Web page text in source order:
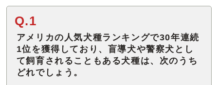
Q.1
アメリカの人気犬種ランキングで30年連続
1位を獲得しており、盲導犬や警察犬とし
て飼育されることもある犬種は、次のうち
どれでしょう。